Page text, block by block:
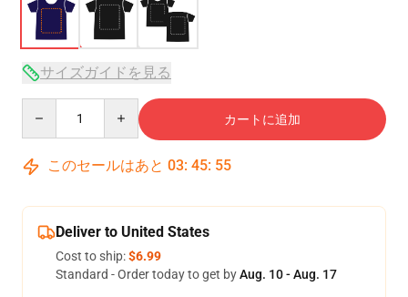
サイズガイドを見る
カートに追加
このセールはあと 03: 45: 54
Deliver to United States
Cost to ship:$6.99
Standard - Order today to get byAug. 10 - Aug. 17